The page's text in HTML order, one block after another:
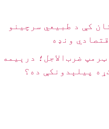
کې د طبیعي سرچینو
ونډه
ضرب‌الاجل؛ درېیمه
پیلېدونکې ده؟